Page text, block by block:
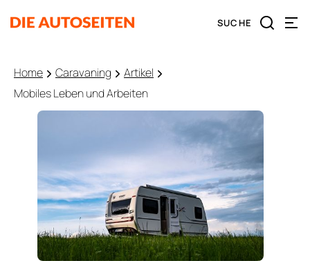
Home Caravaning
Artikel
Mobiles Leben und Arbeiten